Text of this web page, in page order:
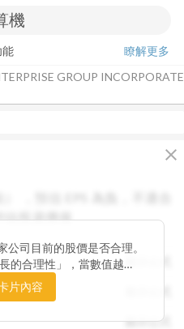
能
瞭解更多
GROUP
close
估投資價值
顯示公式
司目前的股價是否合理。
的合理性」，當數值越
分反映公司未來的獲利成長
同時顯示預估 EPS、年增
片內容